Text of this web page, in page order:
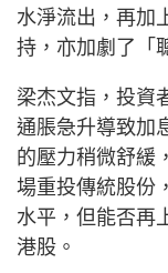
水淨流出，再加
持，亦加劇了「
梁杰文指，投資
通脹急升導致加
的壓力稍微舒緩
場重投傳統股份
水平，但能否再
港股。